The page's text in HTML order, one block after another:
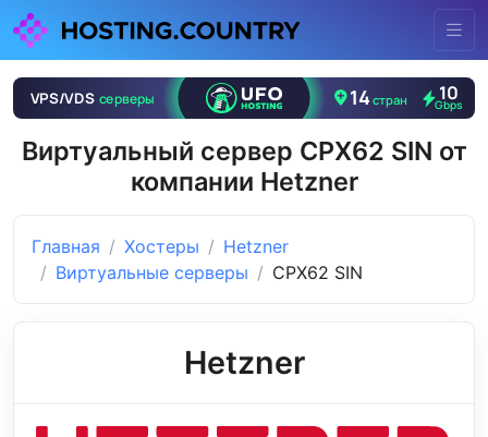
Виртуальный сервер CPX62 SIN от
компании Hetzner
Главная Хостеры
Hetzner
Виртуальные серверы
CPX62 SIN
Hetzner